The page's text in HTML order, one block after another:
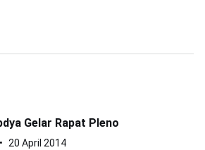
Gelar Rapat Pleno
20 April 2014